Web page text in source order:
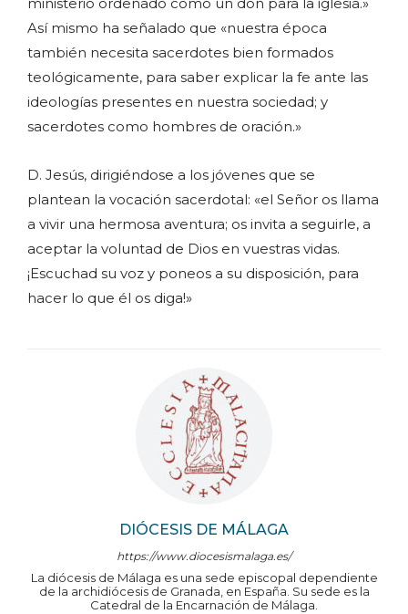
DIÓCESIS DE MÁLAGA
https://www.diocesismalaga.es/
La diócesis de Málaga es una sede episcopal dependiente
de la archidiócesis de Granada, en España. Su sede es la
Catedral de la Encarnación de Málaga.
Así mismo ha señalado que «nuestra época
también necesita sacerdotes bien formados
teológicamente, para saber explicar la fe ante las
ideologías presentes en nuestra sociedad; y
sacerdotes como hombres de oración.»
D. Jesús, dirigiéndose a los jóvenes que se
plantean la vocación sacerdotal: «el Señor os llama
a vivir una hermosa aventura; os invita a seguirle, a
aceptar la voluntad de Dios en vuestras vidas.
¡Escuchad su voz y poneos a su disposición, para
hacer lo que él os diga!»